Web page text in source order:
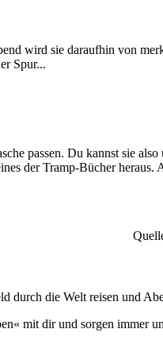
wird sie daraufhin von
Spur...
passen. Du kannst sie
der Tramp-Bücher heraus.
durch die Welt reisen und
mit dir und sorgen immer